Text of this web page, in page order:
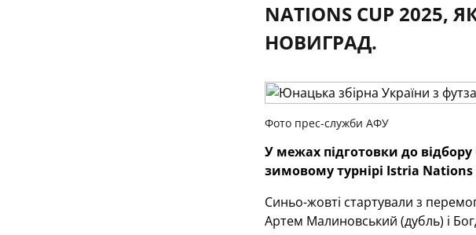
NATIONS CUP
НОВИГРАД.
Фото прес-служби АФУ
У межах підготовки до відбору
зимовому турнірі Istria
Синьо-жовті стартували з
Артем Малиновський (дубль) і